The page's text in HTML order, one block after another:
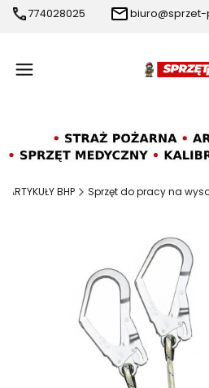
774028025 biuro@sprzet-
ARTYKUŁY BHP Sprzęt do pracy na